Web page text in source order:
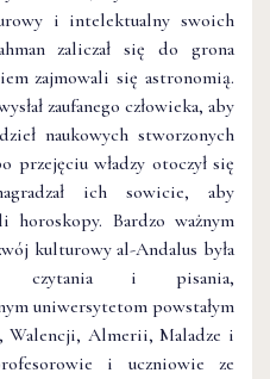
i intelektualny swoich
zaliczał się do grona
zajmowali się astronomią.
zaufanego człowieka, aby
naukowych stworzonych
przejęciu władzy otoczył się
ich sowicie, aby
horoskopy. Bardzo ważnym
kulturowy al-Andalus była
czytania i pisania,
uniwersytetom powstałym
Almerii, Maladze i
i uczniowie ze